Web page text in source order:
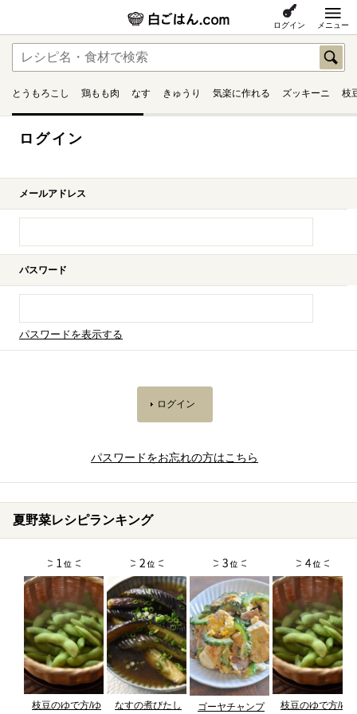
ログイン メニュー
とうもろこし 鶏もも肉 なす きゅうり 気楽に作れる ズッキーニ 枝
ログイン
メールアドレス
パスワード
パスワードを表示する
パスワードをお忘れの方はこちら
夏野菜レシピランキング
枝豆のゆで方/ゆ
なすの煮びたし
ゴーヤチャンプ
枝豆のゆで方/ゆ